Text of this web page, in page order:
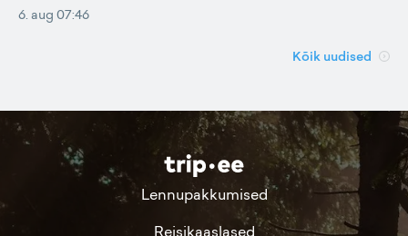
6. aug 07:46
Kõik uudised
Lennupakkumised
Reisikaaslased